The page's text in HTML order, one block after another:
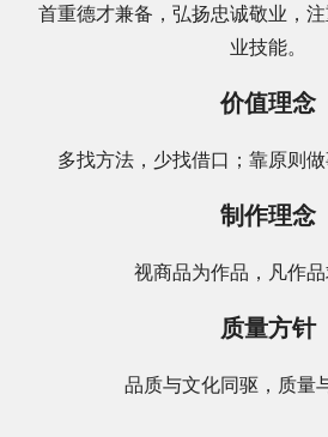
首重德才兼备，弘扬忠诚敬业，
业技能。
价值理念
多找方法，少找借口；靠原则做
制作理念
视商品为作品，凡作品
质量方针
品质与文化同驱，质量